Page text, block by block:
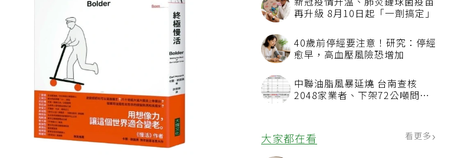
新冠疫情升溫、肺炎鏈球菌疫苗
再升級 8月10日起「一劑搞定」
40歲前停經要注意！研究：停經
愈早，高血壓風險恐增加
中聯油脂風暴延燒 台南查核
2048家業者、下架72公噸問題
大家都在看